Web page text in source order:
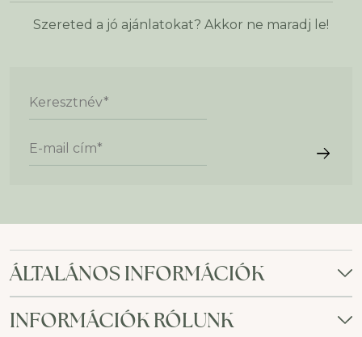
Szereted a jó ajánlatokat? Akkor ne maradj le!
Keresztnév*
E-mail cím*
ÁLTALÁNOS INFORMÁCIÓK
INFORMÁCIÓK RÓLUNK